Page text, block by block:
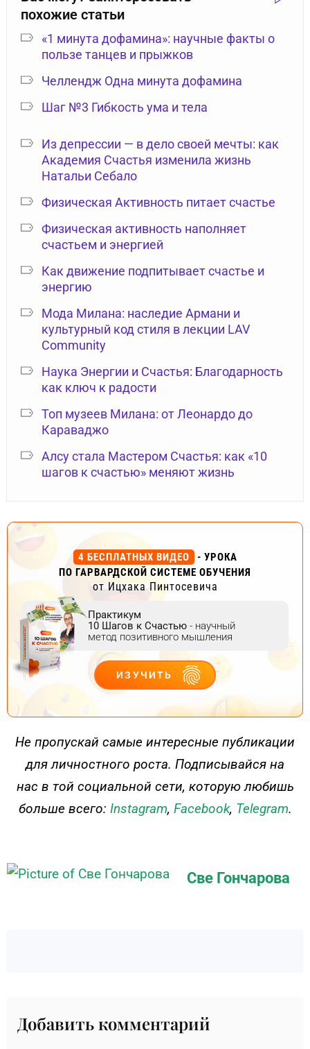
похожие статьи
«1 минута дофамина»: научные факты о
пользе танцев и прыжков
Челлендж Одна минута дофамина
Шаг №3 Гибкость ума и тела
Из депрессии — в дело своей мечты: как
Академия Счастья изменила жизнь
Натальи Себало
Физическая Активность питает счастье
Физическая активность наполняет
счастьем и энергией
Как движение подпитывает счастье и
энергию
Мода Милана: наследие Армани и
культурный код стиля в лекции LAV
Community
Наука Энергии и Счастья: Благодарность
как ключ к радости
Топ музеев Милана: от Леонардо до
Караваджо
Алсу стала Мастером Счастья: как «10
шагов к счастью» меняют жизнь
4 БЕСПЛАТНЫХ ВИДЕО
- УРОКА
ПО ГАРВАРДСКОЙ СИСТЕМЕ ОБУЧЕНИЯ
от Ицхака Пинтосевича
Практикум
10 Шагов к Счастью - научный
метод позитивного мышления
ИЗУЧИТЬ
ДЕЙСТВУЙ
Не пропускай самые интересные публикации
для личностного роста. Подписывайся на
нас в той социальной сети, которую любишь
больше всего: Instagram, Facebook, Telegram.
Све Гончарова
Добавить комментарий